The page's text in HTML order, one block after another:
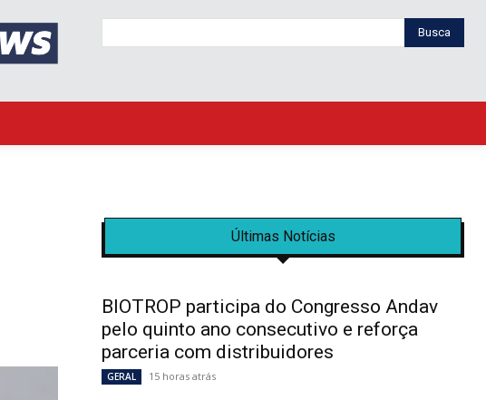
Busca
Últimas Notícias
BIOTROP participa do Congresso Andav
pelo quinto ano consecutivo e reforça
parceria com distribuidores
GERAL 15 horas atrás